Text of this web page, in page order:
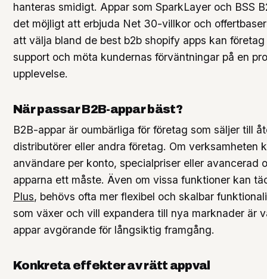
hanteras smidigt. Appar som SparkLayer och BSS
det möjligt att erbjuda Net 30-villkor och
att välja bland de best b2b shopify apps kan
support och möta kundernas förväntningar på en
upplevelse.
När passar B2B-appar bäst?
B2B-appar är oumbärliga för företag som säljer till
distributörer eller andra företag. Om verksamheten
användare per konto, specialpriser eller avancerad
apparna ett måste. Även om vissa funktioner kan
Plus, behövs ofta mer flexibel och skalbar
som växer och vill expandera till nya marknader är
appar avgörande för långsiktig framgång.
Konkreta effekter av rätt appval